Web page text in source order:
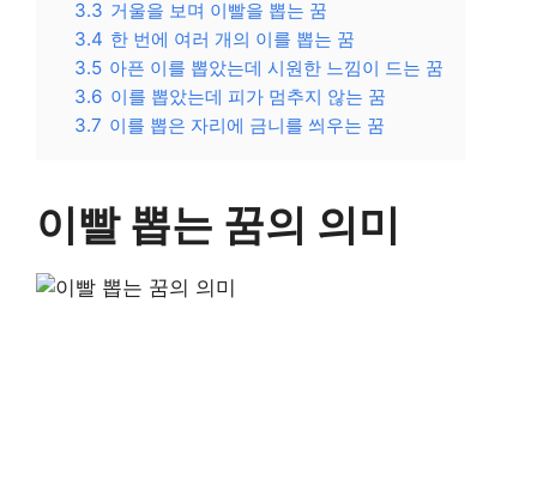
3.3 거울을 보며 이빨을 뽑는 꿈
3.4 한 번에 여러 개의 이를 뽑는 꿈
3.5 아픈 이를 뽑았는데 시원한 느낌이 드는 꿈
3.6 이를 뽑았는데 피가 멈추지 않는 꿈
3.7 이를 뽑은 자리에 금니를 씌우는 꿈
이빨 뽑는 꿈의 의미